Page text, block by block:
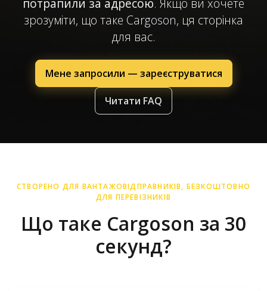
потрапили за адресою. Якщо ви хочете
зрозуміти, що таке Cargoson, ця сторінка
для вас.
Мене запросили — зареєструватися
Читати FAQ
СТВОРЕНО ДЛЯ ВАНТАЖОВІДПРАВНИКІВ, БЕЗКОШТОВНО
ДЛЯ ПЕРЕВІЗНИКІВ
Що таке Cargoson за 30
секунд?